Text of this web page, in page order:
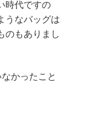
時代ですの
うなバッグは
のもありまし
かったこと